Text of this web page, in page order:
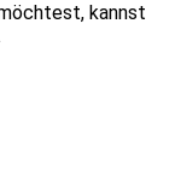
kannst